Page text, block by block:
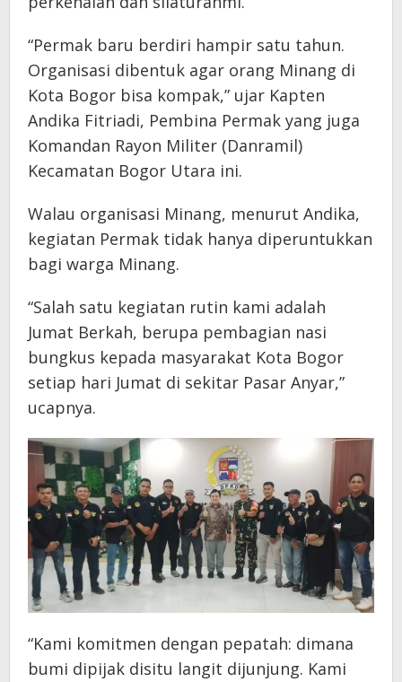
“Permak baru berdiri hampir satu tahun.
Organisasi dibentuk agar orang Minang di
Kota Bogor bisa kompak,” ujar Kapten
Andika Fitriadi, Pembina Permak yang juga
Komandan Rayon Militer (Danramil)
Kecamatan Bogor Utara ini.
Walau organisasi Minang, menurut Andika,
kegiatan Permak tidak hanya diperuntukkan
bagi warga Minang.
“Salah satu kegiatan rutin kami adalah
Jumat Berkah, berupa pembagian nasi
bungkus kepada masyarakat Kota Bogor
setiap hari Jumat di sekitar Pasar Anyar,”
ucapnya.
“Kami komitmen dengan pepatah: dimana
bumi dipijak disitu langit dijunjung. Kami